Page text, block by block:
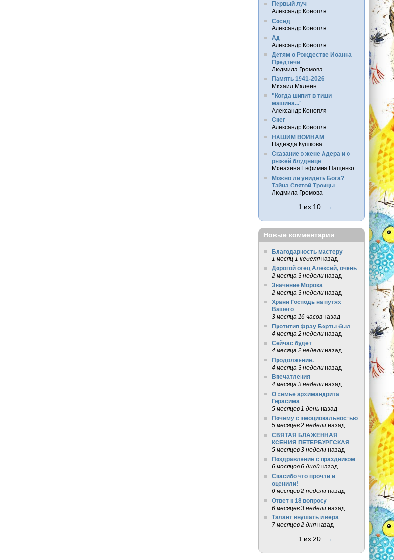
Первый луч
Александр Конопля
Сосед
Александр Конопля
Ад
Александр Конопля
Детям о Рождестве Иоанна
Предтечи
Людмила Громова
Память 1941-2026
Михаил Малеин
"Когда шипит в тиши
машина..."
Александр Конопля
Снег
Александр Конопля
НАШИМ ВОИНАМ
Надежда Кушкова
Сказание о жене Адера и о
рыжей блуднице
Монахиня Евфимия Пащенко
Можно ли увидеть Бога?
Тайна Святой Троицы
Людмила Громова
1 из 10 →
Новые комментарии
Благодарность мастеру
1 месяц 1 неделяназад
Дорогой отец Алексий, очень
2 месяца 3 неделиназад
Значение Морока
2 месяца 3 неделиназад
Храни Господь на путях
Вашего
3 месяца 16 часовназад
Протитип фрау Берты был
4 месяца 2 неделиназад
Сейчас будет
4 месяца 2 неделиназад
Продолжение.
4 месяца 3 неделиназад
Впечатления
4 месяца 3 неделиназад
О семье архимандрита
Герасима
5 месяцев 1 деньназад
Почему с эмоциональностью
5 месяцев 2 неделиназад
СВЯТАЯ БЛАЖЕННАЯ
КСЕНИЯ ПЕТЕРБУРГСКАЯ
5 месяцев 3 неделиназад
Поздравление с праздником
6 месяцев 6 днейназад
Спасибо что прочли и
оценили!
6 месяцев 2 неделиназад
Ответ к 18 вопросу
6 месяцев 3 неделиназад
Талант внушать и вера
7 месяцев 2 дняназад
1 из 20 →